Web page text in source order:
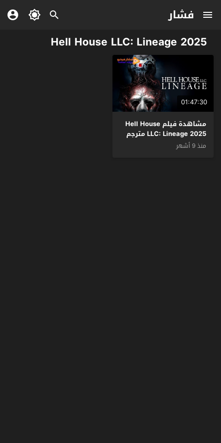
فشار
Hell House LLC: Lineage 2025
01:47:30
مشاهدة فيلم Hell House
LLC: Lineage 2025 مترجم
منذ 9 أشهر